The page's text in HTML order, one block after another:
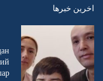
اخرین خبرها